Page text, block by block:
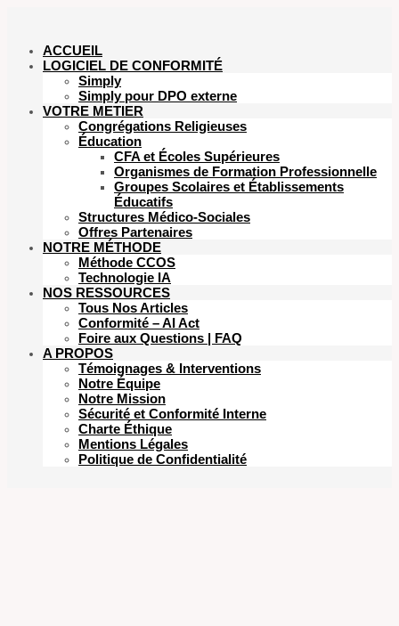
ACCUEIL
LOGICIEL DE CONFORMITÉ
Simply
Simply pour DPO externe
VOTRE METIER
Congrégations Religieuses
Éducation
CFA et Écoles Supérieures
Organismes de Formation Professionnelle
Groupes Scolaires et Établissements
Éducatifs
Structures Médico-Sociales
Offres Partenaires
NOTRE MÉTHODE
Méthode CCOS
Technologie IA
NOS RESSOURCES
Tous Nos Articles
Conformité – AI Act
Foire aux Questions | FAQ
A PROPOS
Témoignages & Interventions
Notre Équipe
Notre Mission
Sécurité et Conformité Interne
Charte Éthique
Mentions Légales
Politique de Confidentialité